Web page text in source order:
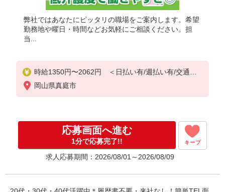
弊社ではあなたにピッタリの職場をご案内します。希望
勤務地や曜日・時間などお気軽にご相談ください。担
当...
時給1350円〜2062円 ＜日払い有/週払い有/交通費
全支給(ガソリン代含む)＞
岡山県真庭市
応募画面へ進む
1分で応募完了!! キープ
求人応募期間：2026/08/01～2026/08/09